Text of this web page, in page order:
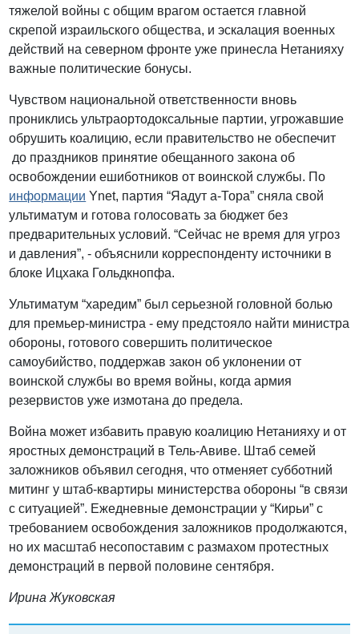
тяжелой войны с общим врагом остается главной
скрепой израильского общества, и эскалация военных
действий на северном фронте уже принесла Нетанияху
важные политические бонусы.
Чувством национальной ответственности вновь
прониклись ультраортодоксальные партии, угрожавшие
обрушить коалицию, если правительство не обеспечит
до праздников принятие обещанного закона об
освобождении ешиботников от воинской службы. По
информации Ynet, партия “Яадут а-Тора” сняла свой
ультиматум и готова голосовать за бюджет без
предварительных условий. “Сейчас не время для угроз
и давления”, - объяснили корреспонденту источники в
блоке Ицхака Гольдкнопфа.
Ультиматум “харедим” был серьезной головной болью
для премьер-министра - ему предстояло найти министра
обороны, готового совершить политическое
самоубийство, поддержав закон об уклонении от
воинской службы во время войны, когда армия
резервистов уже измотана до предела.
Война может избавить правую коалицию Нетанияху и от
яростных демонстраций в Тель-Авиве. Штаб семей
заложников объявил сегодня, что отменяет субботний
митинг у штаб-квартиры министерства обороны “в связи
с ситуацией”. Ежедневные демонстрации у “Кирьи” с
требованием освобождения заложников продолжаются,
но их масштаб несопоставим с размахом протестных
демонстраций в первой половине сентября.
Ирина Жуковская